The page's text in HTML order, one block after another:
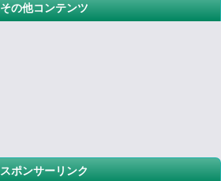
その他コンテンツ
スポンサーリンク